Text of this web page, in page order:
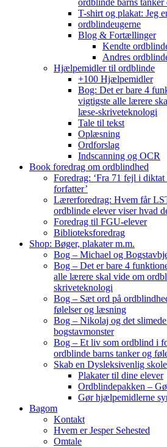
ordblinde barns tanker
T-shirt og plakat: Jeg
ordblindeugerne
Blog & Fortællinger
Kendte
Andres
Hjælpemidler til ordblinde
+100 Hjælpemidler
Bog: Det er bare 4
vigtigste alle lærere
læse-skriveteknologi
Tale til tekst
Oplæsning
Ordforslag
Indscanning og OCR
Book foredrag om ordblindhed
Foredrag: ‘Fra 71 fejl i
forfatter’
Lærerforedrag: Hvem får
ordblinde elever viser hvad
Foredrag til FGU-elever
Biblioteksforedrag
Shop: Bøger, plakater m.m.
Bog – Michael og
Bog – Det er bare 4
alle lærere skal vide om
skriveteknologi
Bog – Sæt ord på
følelser og læsning
Bog – Nikolaj og det
bogstavmonster
Bog – Et liv som ordblind i
ordblinde barns tanker og
Skab en Dysleksivenlig skole
Plakater til dine elever
Ordblindepakken –
Gør hjælpemidlerne
Bagom
Kontakt
Hvem er Jesper Sehested
Omtale